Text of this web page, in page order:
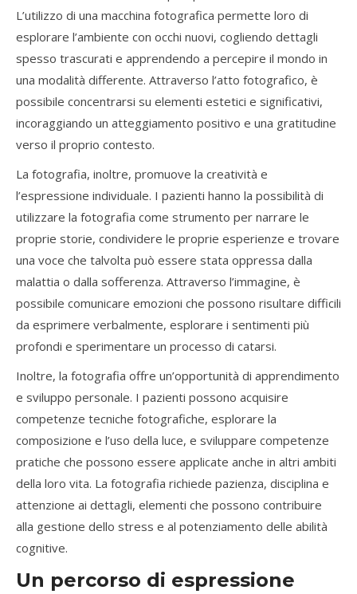
L’utilizzo di una macchina fotografica permette loro di
esplorare l’ambiente con occhi nuovi, cogliendo dettagli
spesso trascurati e apprendendo a percepire il mondo in
una modalità differente. Attraverso l’atto fotografico, è
possibile concentrarsi su elementi estetici e significativi,
incoraggiando un atteggiamento positivo e una gratitudine
verso il proprio contesto.
La fotografia, inoltre, promuove la creatività e
l’espressione individuale. I pazienti hanno la possibilità di
utilizzare la fotografia come strumento per narrare le
proprie storie, condividere le proprie esperienze e trovare
una voce che talvolta può essere stata oppressa dalla
malattia o dalla sofferenza. Attraverso l’immagine, è
possibile comunicare emozioni che possono risultare difficili
da esprimere verbalmente, esplorare i sentimenti più
profondi e sperimentare un processo di catarsi.
Inoltre, la fotografia offre un’opportunità di apprendimento
e sviluppo personale. I pazienti possono acquisire
competenze tecniche fotografiche, esplorare la
composizione e l’uso della luce, e sviluppare competenze
pratiche che possono essere applicate anche in altri ambiti
della loro vita. La fotografia richiede pazienza, disciplina e
attenzione ai dettagli, elementi che possono contribuire
alla gestione dello stress e al potenziamento delle abilità
cognitive.
Un percorso di espressione